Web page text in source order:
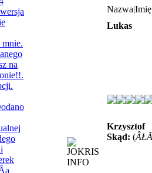
Lukas
Krzysztof
Skąd: (